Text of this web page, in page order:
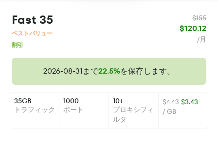
Fast 35
ベストバリュー
割引
$155
$120.12
/月
2026-08-31まで22.5%を保存します。
35GB
トラフィック
1000
ポート
10+
プロキシフィ
ルタ
$4.43 $3.43
/ GB